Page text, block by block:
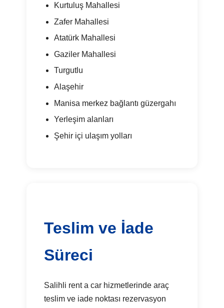
Kurtuluş Mahallesi
Zafer Mahallesi
Atatürk Mahallesi
Gaziler Mahallesi
Turgutlu
Alaşehir
Manisa merkez bağlantı güzergahı
Yerleşim alanları
Şehir içi ulaşım yolları
Teslim ve İade
Süreci
Salihli rent a car hizmetlerinde araç
teslim ve iade noktası rezervasyon